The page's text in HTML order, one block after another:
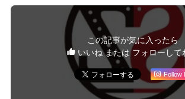
この記事が気に入ったら
いいね または フォローして
Follow